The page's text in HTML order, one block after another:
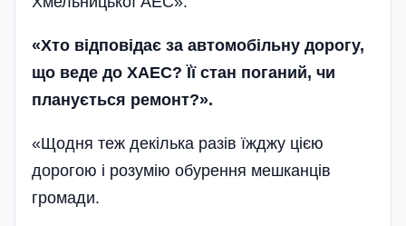
«Хто відповідає за автомобільну дорогу,
що веде до ХАЕС? Її стан поганий, чи
планується ремонт?».
«Щодня теж декілька разів їжджу цією
дорогою і розумію обурення мешканців
громади.